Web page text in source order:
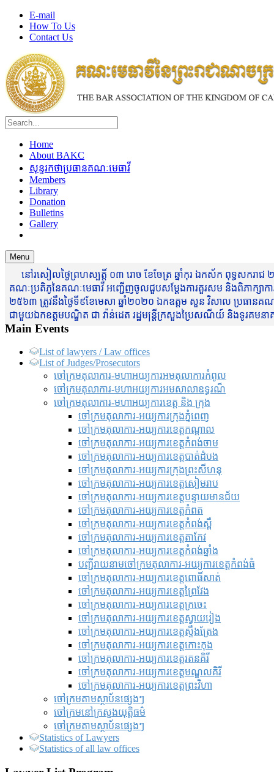
E-mail
How To Us
Contact Us
Home
About BAKC
សុន្ទរកថាប្រធានគណៈមេធាវី
Members
Library
Donation
Bulletins
Gallery
Menu
នៅរសៀលថ្ងៃព្រហស្បត្តិ៍ ០៣ រោច ខែចែត្រ ឆ្នាំកុរ ឯកស័ក ពុទ្ធសករាជ
គណៈប្រតិភូនៃគណៈមេធាវី អញ្ជើញចូលជួបសម្តែងការគួរសម និងពិភាក្សាកា
២៥៦៣ ត្រូវនឹងថ្ងៃទី៩ខែមេសា ឆ្នាំ២០២០ ឯកឧត្តម សួន វិសាល ប្រធានគណ
ជាមួយឯកឧត្តមបណ្ឌិត ជា វ៉ាន់ដេត រដ្ឋមន្រ្តីក្រសួងប្រៃសណីយ៍ និងទូរគ
Main Events
List of lawyers / Law offices
List of Judges/Prosecutors
ចៅក្រមតុលាការ-មហាអយ្យការអមតុលាការកំពូល
ចៅក្រមតុលាការ-មហាអយ្យការអមសាលាឧទ្ធរណ៏
ចៅក្រមតុលាការ-មហាអយ្យការខេត្ត និង ក្រុង
ចៅក្រមតុលាការ-អយ្យការក្រុងភ្នំពេញ
ចៅក្រមតុលាការ-អយ្យការខេត្តកណ្តាល
ចៅក្រមតុលាការ-អយ្យការខេត្តកំពង់ចាម
ចៅក្រមតុលាការ-អយ្យការខេត្តបាត់ដំបង
ចៅក្រមតុលាការ-អយ្យការ​ក្រុងព្រះសីហនុ
ចៅក្រមតុលាការ-អយ្យការខេត្តសៀមរាប
ចៅក្រមតុលាការ-អយ្យការខេត្តបន្ទាយមានជ័យ
ចៅក្រមតុលាការ-អយ្យការខេត្តកំពត
ចៅក្រមតុលាការ-អយ្យការខេត្តកំពង់ស្ពឺ
ចៅក្រមតុលាការ-អយ្យការខេត្តតាកែវ
ចៅក្រមតុលាការ-អយ្យការខេត្តកំពង់ឆ្នាំង
បញ្ជីរាយនាមចៅក្រមតុលាការ-អយ្យការខេត្តកំពង់ធំ
ចៅក្រមតុលាការ-អយ្យការខេត្តពោធិ៍សាត់
ចៅក្រមតុលាការ-អយ្យការខេត្តព្រៃវែង
ចៅក្រមតុលាការ-អយ្យការខេត្តក្រចេះ
ចៅក្រមតុលាការ-អយ្យការខេត្តស្វាយរៀង
ចៅក្រមតុលាការ-អយ្យការខេត្តស្ទឹងត្រែង
ចៅក្រមតុលាការ-អយ្យការខេត្តកោះកុង
ចៅក្រមតុលាការ-អយ្យការខេត្តរតនគិរី
ចៅក្រមតុលាការ-អយ្យការខេត្តមណ្ឌលគិរី
ចៅក្រមតុលាការ-អយ្យការខេត្តព្រះវិហា
ចៅក្រមតាមស្ថាប័នផ្សេងៗ
ចៅក្រមនៅក្រសួងយុត្តិធម៌
ចៅក្រមតាមស្ថាប័នផ្សេងៗ
Statistics of Lawyers
Statistics of all law offices